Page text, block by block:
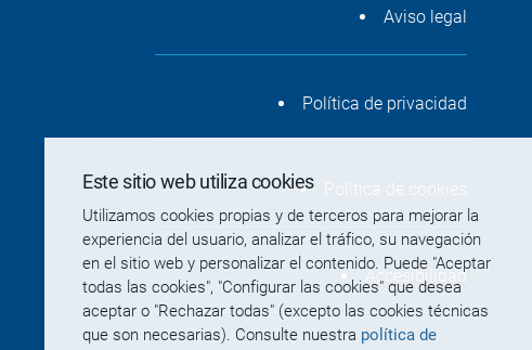
Aviso legal
Política de privacidad
Política de cookies
Accesibilidad
Este sitio web utiliza cookies
Utilizamos cookies propias y de terceros para mejorar la
experiencia del usuario, analizar el tráfico, su navegación
en el sitio web y personalizar el contenido. Puede "Aceptar
todas las cookies", "Configurar las cookies" que desea
aceptar o "Rechazar todas" (excepto las cookies técnicas
que son necesarias). Consulte nuestra política de